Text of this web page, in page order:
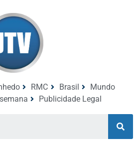
RMC Brasil
Mundo
Publicidade Legal